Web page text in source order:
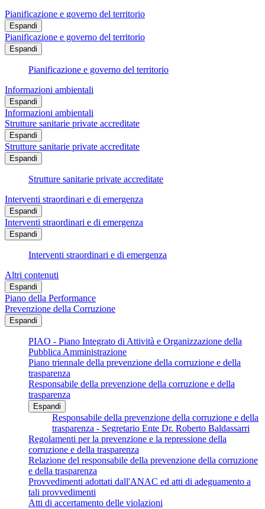
Pianificazione e governo del territorio
Espandi
Pianificazione e governo del territorio
Espandi
Pianificazione e governo del territorio
Informazioni ambientali
Espandi
Informazioni ambientali
Strutture sanitarie private accreditate
Espandi
Strutture sanitarie private accreditate
Espandi
Strutture sanitarie private accreditate
Interventi straordinari e di emergenza
Espandi
Interventi straordinari e di emergenza
Espandi
Interventi straordinari e di emergenza
Altri contenuti
Espandi
Piano della Performance
Prevenzione della Corruzione
Espandi
PIAO - Piano Integrato di Attività e Organizzazione della
Pubblica Amministrazione
Piano triennale della prevenzione della corruzione e della
trasparenza
Responsabile della prevenzione della corruzione e della
trasparenza
Espandi
Responsabile della prevenzione della corruzione e della
trasparenza - Segretario Ente Dr. Roberto Baldassarri
Regolamenti per la prevenzione e la repressione della
corruzione e della trasparenza
Relazione del responsabile della prevenzione della corruzione
e della trasparenza
Provvedimenti adottati dall'ANAC ed atti di adeguamento a
tali provvedimenti
Atti di accertamento delle violazioni